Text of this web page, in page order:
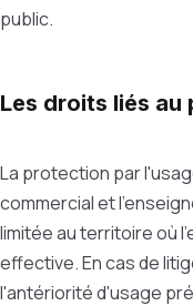
public.
Les droits liés au
La protection par
commercial et
limitée au territoire où
effective. En cas de
l'antériorité d'usage